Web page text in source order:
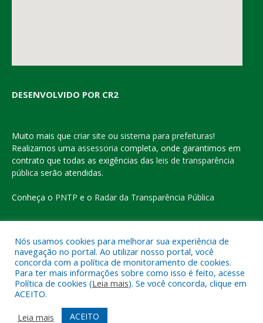
DESENVOLVIDO POR CR2
Muito mais que criar site ou sistema para prefeituras!
Realizamos uma assessoria completa, onde garantimos em
contrato que todas as exigências das leis de transparência
pública serão atendidas.
Conheça o PNTP e o Radar da Transparência Pública
Todos os direitos reservados a Prefeitura Municipal de Eldorado
do Carajás
Mapa do Site
Acessar o Webmail
Nós usamos cookies para melhorar sua experiência de
navegação no portal. Ao utilizar nosso portal, você
concorda com a política de monitoramento de cookies.
Para ter mais informações sobre como isso é feito, acesse
Política de cookies (Leia mais). Se você concorda, clique em
ACEITO.
Leia mais
ACEITO